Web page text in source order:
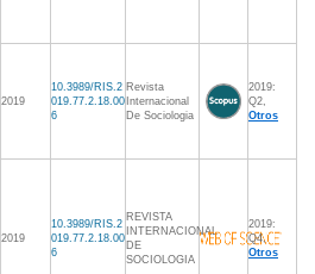
2019
10.3989/RIS.2
019.77.2.18.00
6
Revista
Internacional
De Sociologia
2019:
Q2,
Otros
2019
10.3989/RIS.2
019.77.2.18.00
6
REVISTA
INTERNACIONAL
DE
SOCIOLOGIA
2019:
Q4,
Otros